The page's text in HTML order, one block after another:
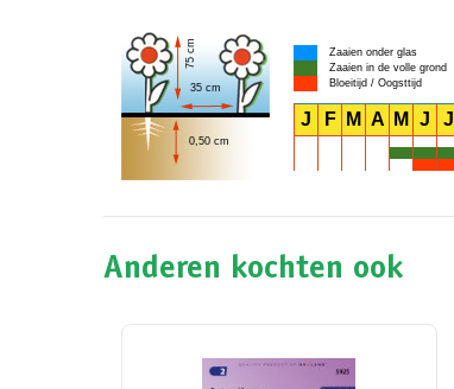
0,50 cm
75 cm
35 cm
Zaaien onder glas
Zaaien in de volle grond
Bloeitijd / Oogsttijd
J F M A M J J
Anderen kochten ook